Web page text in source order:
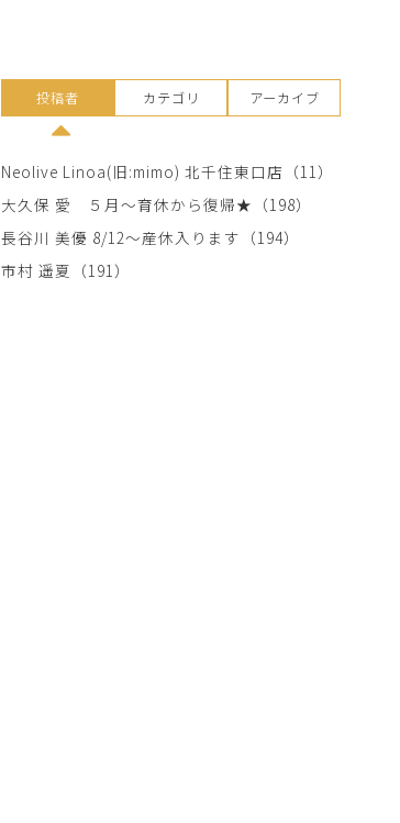
投稿者 カテゴリ アーカイブ
Neolive Linoa(旧:mimo) 北千住東口店 （11）
大久保 愛 ５月～育休から復帰★ （198）
長谷川 美優 8/12～産休入ります （194）
市村 遥夏 （191）